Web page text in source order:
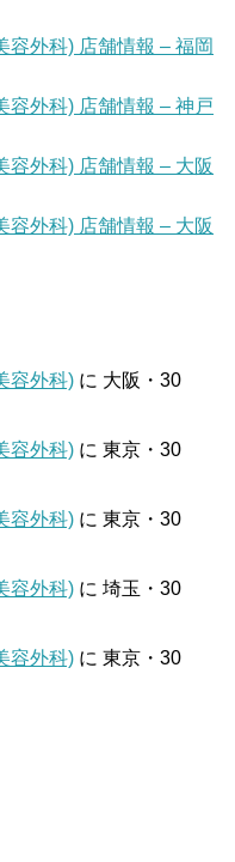
容外科) 店舗情報 – 福岡
容外科) 店舗情報 – 神戸
容外科) 店舗情報 – 大阪
容外科) 店舗情報 – 大阪
容外科) に 大阪・30
容外科) に 東京・30
容外科) に 東京・30
容外科) に 埼玉・30
容外科) に 東京・30